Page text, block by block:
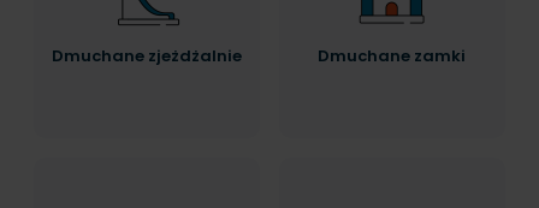
Dmuchane zjeżdżalnie Dmuchane zamki